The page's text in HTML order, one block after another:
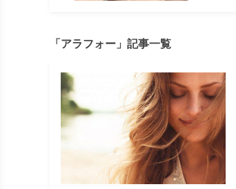
「アラフォー」記事一覧